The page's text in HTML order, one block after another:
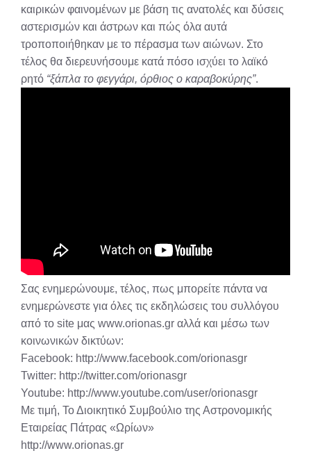
καιρικών φαινομένων με βάση τις ανατολές και δύσεις
αστερισμών και άστρων και πώς όλα αυτά
τροποποιήθηκαν με το πέρασμα των αιώνων. Στο
τέλος θα διερευνήσουμε κατά πόσο ισχύει το λαϊκό
ρητό “ξάπλα το φεγγάρι, όρθιος ο καραβοκύρης”.
Σας ενημερώνουμε, τέλος, πως μπορείτε πάντα να
ενημερώνεστε για όλες τις εκδηλώσεις του συλλόγου
από το site μας www.orionas.gr αλλά και μέσω των
κοινωνικών δικτύων:
Facebook: http://www.facebook.com/orionasgr
Twitter: http://twitter.com/orionasgr
Youtube: http://www.youtube.com/user/orionasgr
Με τιμή, Το Διοικητικό Συμβούλιο της Αστρονομικής
Εταιρείας Πάτρας «Ωρίων»
http://www.orionas.gr